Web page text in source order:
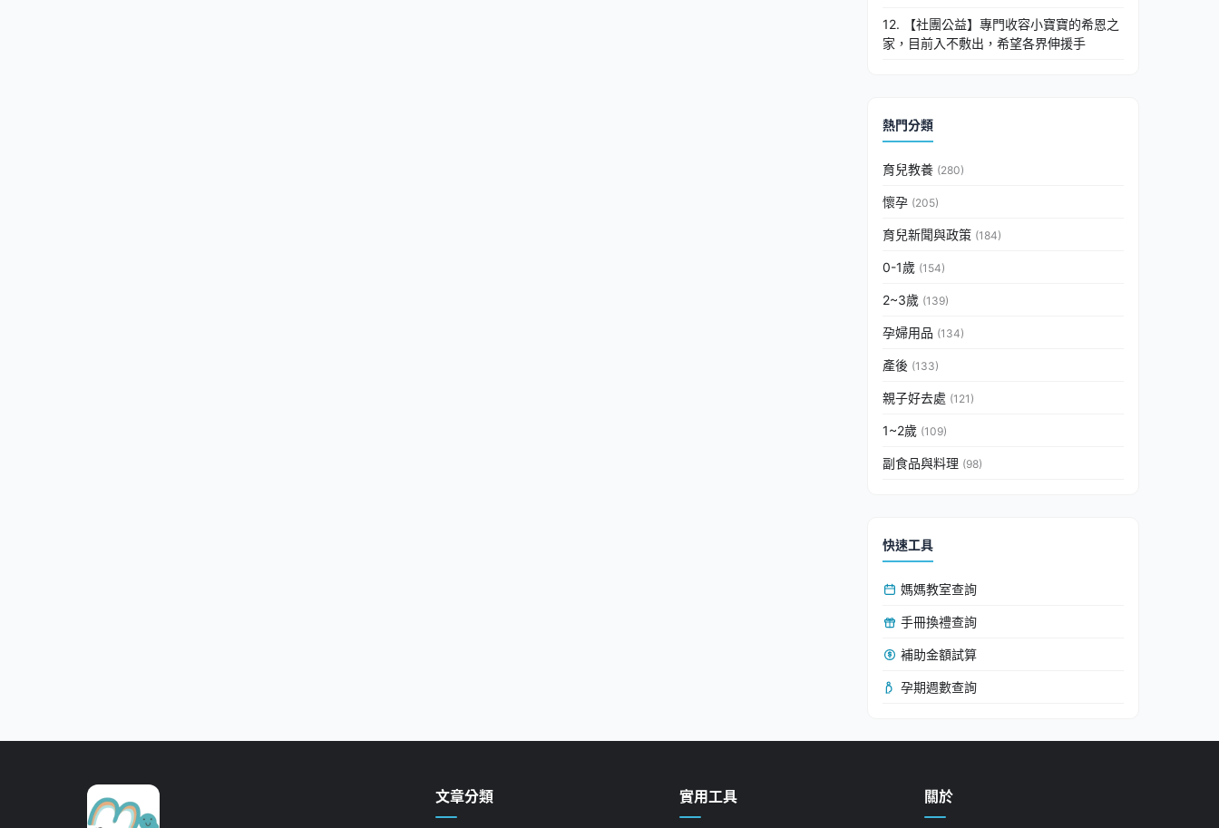
12. 【社團公益】專門收容小寶寶的希恩之
家，目前入不敷出，希望各界伸援手
熱門分類
育兒教養 (280)
懷孕 (205)
育兒新聞與政策 (184)
0-1歲 (154)
2~3歲 (139)
孕婦用品 (134)
產後 (133)
親子好去處 (121)
1~2歲 (109)
副食品與料理 (98)
快速工具
媽媽教室查詢
手冊換禮查詢
補助金額試算
孕期週數查詢
文章分類 實用工具 關於